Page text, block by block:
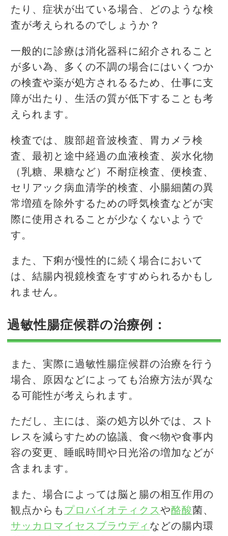
たり、症状が出ている場合、どのような検
査が考えられるのでしょうか？
一般的に診療は消化器科に紹介されること
が多い為、多くの不調の場合にはいくつか
の検査や薬が処方されるるため、仕事に支
障が出たり、生活の質が低下することも考
えられます。
検査では、腹部超音波検査、胃カメラ検
査、最初と途中経過の血液検査、炭水化物
（乳糖、果糖など）不耐症検査、便検査、
セリアック病血清学的検査、小腸細菌の異
常増殖を除外するための呼気検査などが実
際に使用されることが少なくないようで
す。
また、下痢が慢性的に続く場合において
は、結腸内視鏡検査をすすめられるかもし
れません。
過敏性腸症候群の治療例：
また、実際に過敏性腸症候群の治療を行う
場合、原因などによっても治療方法が異な
る可能性が考えられます。
ただし、主には、薬の処方以外では、スト
レスを減らすための協議、食べ物や食事内
容の変更、睡眠時間や日光浴の増加などが
含まれます。
また、場合によっては脳と腸の相互作用の
観点からも プロバイオティクスや酪酸菌、
サッカロマイセスブラウディ などの腸内環